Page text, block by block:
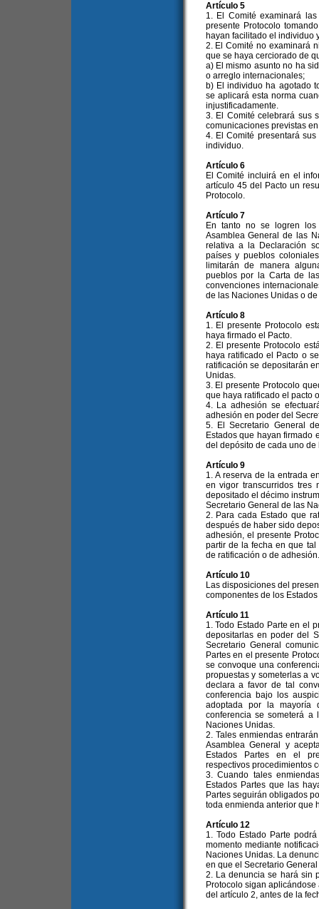
Artículo 5
1. El Comité examinará
presente Protocolo
hayan facilitado el individuo
2. El Comité no examinará
que se haya cerciorado de
a) El mismo asunto no ha
o arreglo internacionales;
b) El individuo ha agotado
se aplicará esta norma
injustificadamente.
3. El Comité celebrará sus
comunicaciones previstas
4. El Comité presentará
individuo.
Artículo 6
El Comité incluirá en el
artículo 45 del Pacto un
Protocolo.
Artículo 7
En tanto no se logren
Asamblea General de las
relativa a la Declaración
países y pueblos
limitarán de manera
pueblos por la Carta de
convenciones
de las Naciones Unidas o
Artículo 8
1. El presente Protocolo
haya firmado el Pacto.
2. El presente Protocolo
haya ratificado el Pacto o
ratificación se depositarán
Unidas.
3. El presente Protocolo
que haya ratificado el pacto
4. La adhesión se
adhesión en poder del
5. El Secretario General
Estados que hayan firmado
del depósito de cada uno
Artículo 9
1. A reserva de la entrada
en vigor transcurridos
depositado el décimo
Secretario General de las
2. Para cada Estado que
después de haber sido
adhesión, el presente
partir de la fecha en que tal
de ratificación o de adhesión.
Artículo 10
Las disposiciones del
componentes de los
Artículo 11
1. Todo Estado Parte en el
depositarlas en poder del
Secretario General
Partes en el presente
se convoque una
propuestas y someterlas a
declara a favor de tal
conferencia bajo los
adoptada por la mayoría
conferencia se someterá
Naciones Unidas.
2. Tales enmiendas
Asamblea General y
Estados Partes en el
respectivos procedimientos
3. Cuando tales
Estados Partes que las
Partes seguirán obligados
toda enmienda anterior que
Artículo 12
1. Todo Estado Parte
momento mediante
Naciones Unidas. La
en que el Secretario
2. La denuncia se hará sin
Protocolo sigan
del artículo 2, antes de la